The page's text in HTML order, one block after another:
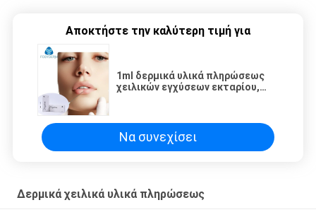
Αποκτήστε την καλύτερη τιμή για
1ml δερμικά υλικά πληρώσεως
χειλικών εγχύσεων εκταρίου,
πληρότητα
Να συνεχίσει
Δερμικά χειλικά υλικά πληρώσεως